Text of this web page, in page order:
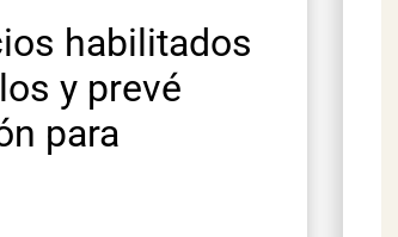
habilitados
y prevé
para